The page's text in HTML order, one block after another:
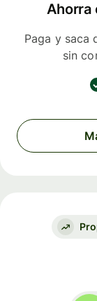
Ahorra
Paga y saca
sin